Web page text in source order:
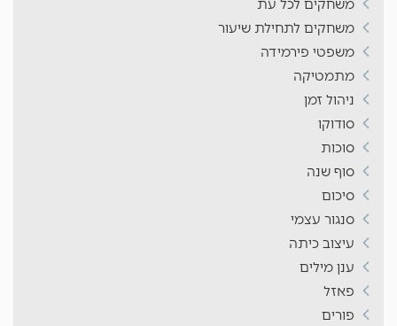
משחקים לכל עת
משחקים לתחילת שיעור
משפטי פירמידה
מתמטיקה
ניהול זמן
סודוקו
סוכות
סוף שנה
סיכום
סנגור עצמי
עיצוב כיתה
ענן מילים
פאזל
פורים